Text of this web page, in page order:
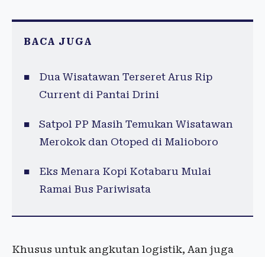
BACA JUGA
Dua Wisatawan Terseret Arus Rip
Current di Pantai Drini
Satpol PP Masih Temukan Wisatawan
Merokok dan Otoped di Malioboro
Eks Menara Kopi Kotabaru Mulai
Ramai Bus Pariwisata
Khusus untuk angkutan logistik, Aan juga